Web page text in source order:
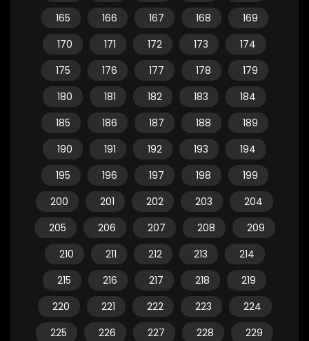
165
166 167 168
169
170
171 172 173
174
175
176 177 178
179
180
181 182 183
184
185
186 187 188
189
190
191 192 193
194
195
196 197 198
199
200
201 202 203
204
205
206 207 208
209
210
211 212 213
214
215
216 217 218
219
220
221 222 223
224
225
226 227 228
229